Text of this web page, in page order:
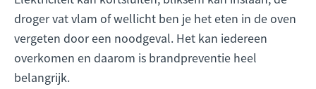
droger vat vlam of wellicht ben je het eten in de oven
vergeten door een noodgeval. Het kan iedereen
overkomen en daarom is brandpreventie heel
belangrijk.